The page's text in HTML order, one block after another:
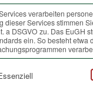
für
in allen 4.
quasi ein
Natur und wieviel
verarbeiten
dieser Services stimmen
a DSGVO zu. Das EuGH
ein. So besteht
eine Liste der